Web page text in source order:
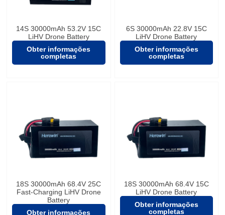
14S 30000mAh 53.2V 15C
LiHV Drone Battery
Obter informações
completas
6S 30000mAh 22.8V 15C
LiHV Drone Battery
Obter informações
completas
18S 30000mAh 68.4V 25C
Fast-Charging LiHV Drone
Battery
Obter informações
18S 30000mAh 68.4V 15C
LiHV Drone Battery
Obter informações
completas